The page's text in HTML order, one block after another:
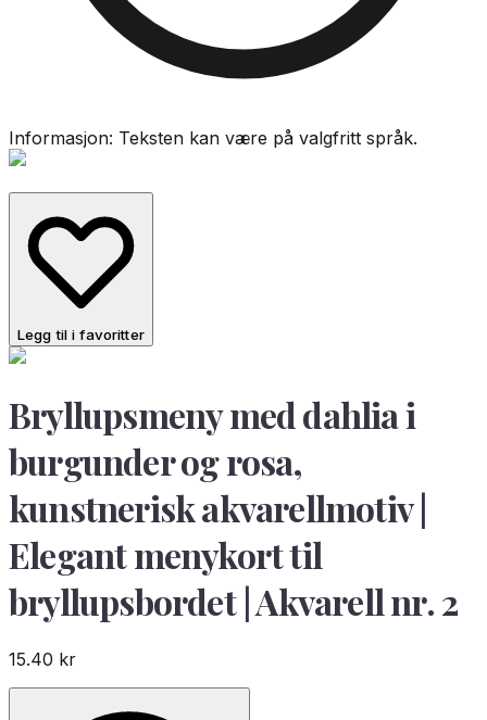
Informasjon: Teksten kan være på valgfritt språk.
Legg til i favoritter
Bryllupsmeny med dahlia i
burgunder og rosa,
kunstnerisk akvarellmotiv |
Elegant menykort til
bryllupsbordet | Akvarell nr. 2
15.40 kr